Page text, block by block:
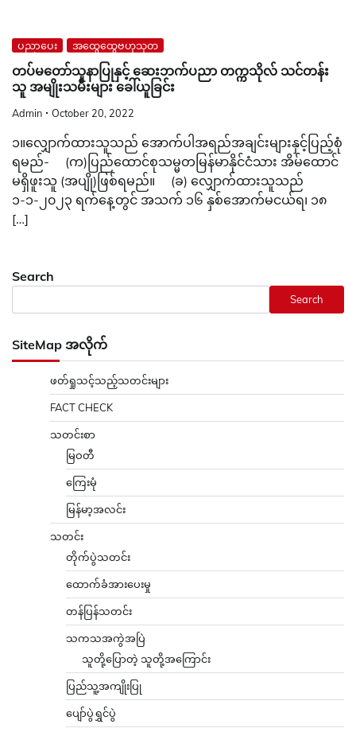
ပညာပေး အထွေထွေဗဟုသုတ
တပ်မတော်သူနာပြုနှင့် ဆေးဘက်ပညာ တက္ကသိုလ် သင်တန်း
သူ အမျိုးသမီးများ ခေါ်ယူခြင်း
Admin October 20, 2022
၁။လျှောက်ထားသူသည် အောက်ပါအရည်အချင်းများနှင့်ပြည့်စုံ
ရမည်- (က)ပြည်ထောင်စုသမ္မတမြန်မာနိုင်ငံသား အိမ်ထောင်
မရှိဖူးသူ (အပျို)ဖြစ်ရမည်။ (ခ) လျှောက်ထားသူသည်
၁-၁-၂၀၂၃ ရက်နေ့တွင် အသက် ၁၆ နှစ်အောက်မငယ်ရ၊ ၁၈
[…]
Search
Search
SiteMap အလိုက်
ဖတ်ရှုသင့်သည့်သတင်းများ
FACT CHECK
သတင်းစာ
မြဝတီ
ကြေးမုံ
မြန်မာ့အလင်း
သတင်း
တိုက်ပွဲသတင်း
ထောက်ခံအားပေးမှု
တန်ပြန်သတင်း
သကသအကွဲအပြဲ
သူတို့ပြောတဲ့ သူတို့အကြောင်း
ပြည်သူ့အကျိုးပြု
ပျော်ပွဲရွှင်ပွဲ